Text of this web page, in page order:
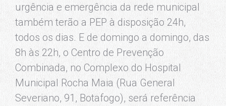
urgência e emergência da rede municipal
também terão a PEP à disposição 24h,
todos os dias. E de domingo a domingo, das
8h às 22h, o Centro de Prevenção
Combinada, no Complexo do Hospital
Municipal Rocha Maia (Rua General
Severiano, 91, Botafogo), será referência